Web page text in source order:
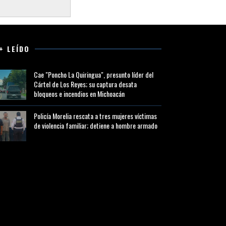
LEÍDO
Cae "Poncho La Quiringua", presunto líder del
Cártel de Los Reyes; su captura desata
bloqueos e incendios en Michoacán
Policía Morelia rescata a tres mujeres víctimas
de violencia familiar; detiene a hombre armado